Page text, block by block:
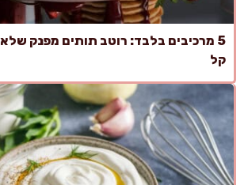
5 מרכיבים בלבד: רוטב תותים מפנק
קל